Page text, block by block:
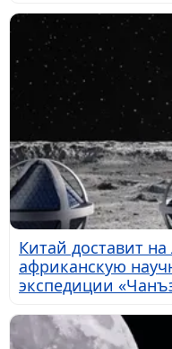
Китай доставит
африканскую
экспедиции